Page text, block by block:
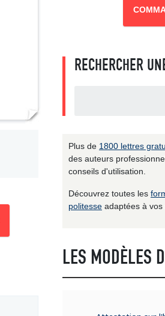
RECHERCHER
Plus de 1800 lettres
des auteurs
conseils d'utilisation.
Découvrez toutes les
politesse adaptées à vos
LES MODÈLES